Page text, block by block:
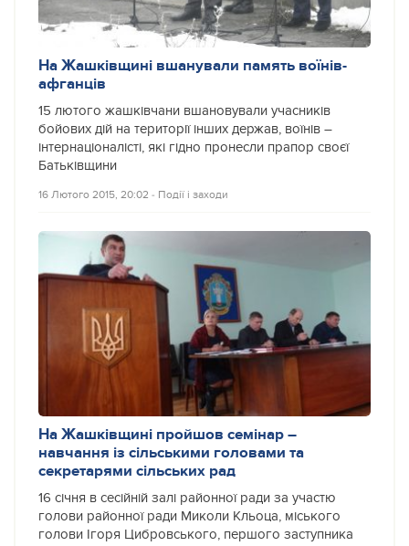
На Жашківщині вшанували память воїнів-
афганців
15 лютого жашківчани вшановували учасників
бойових дій на території інших держав, воїнів –
інтернаціоналісті, які гідно пронесли прапор своєї
Батьківщини
16 Лютого 2015, 20:02 ‐ Події і заходи
На Жашківщині пройшов семінар –
навчання із сільськими головами та
секретарями сільських рад
16 січня в сесійній залі районної ради за участю
голови районної ради Миколи Кльоца, міського
голови Ігоря Цибровського, першого заступника